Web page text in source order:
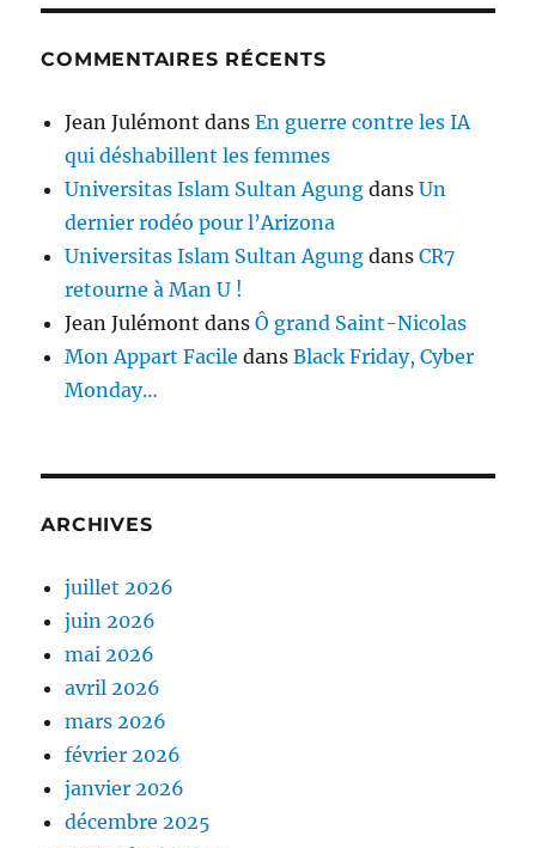
COMMENTAIRES RÉCENTS
Jean Julémont dansEn guerre contre les IA
qui déshabillent les femmes
Universitas Islam Sultan Agung dansUn
dernier rodéo pour l’Arizona
Universitas Islam Sultan Agung dansCR7
retourne à Man U !
Jean Julémont dansÔ grand Saint-Nicolas
Mon Appart Facile dansBlack Friday, Cyber
Monday…
ARCHIVES
juillet 2026
juin 2026
mai 2026
avril 2026
mars 2026
février 2026
janvier 2026
décembre 2025